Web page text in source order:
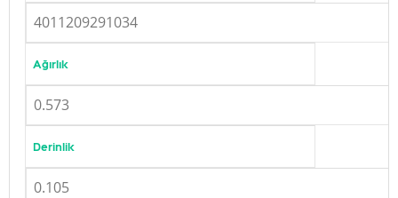
4011209291034
Ağırlık
0.573
Derinlik
0.105